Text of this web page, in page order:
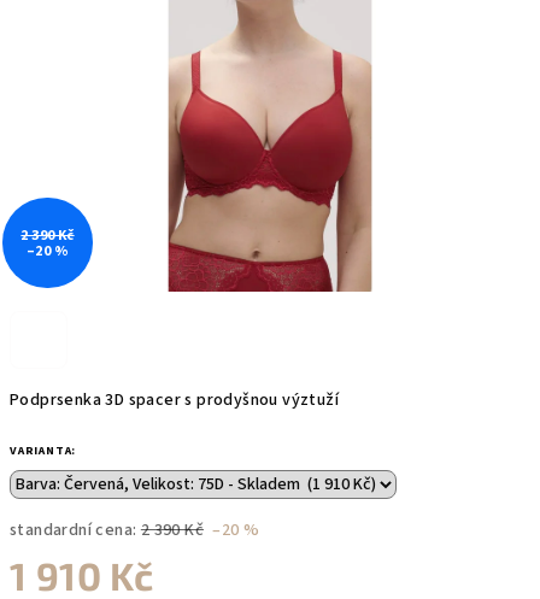
Podprsenka 3D spacer s prodyšnou výztuží
VARIANTA:
standardní cena: 2 390 Kč –20 %
1 910 Kč
2 390 Kč
–20 %